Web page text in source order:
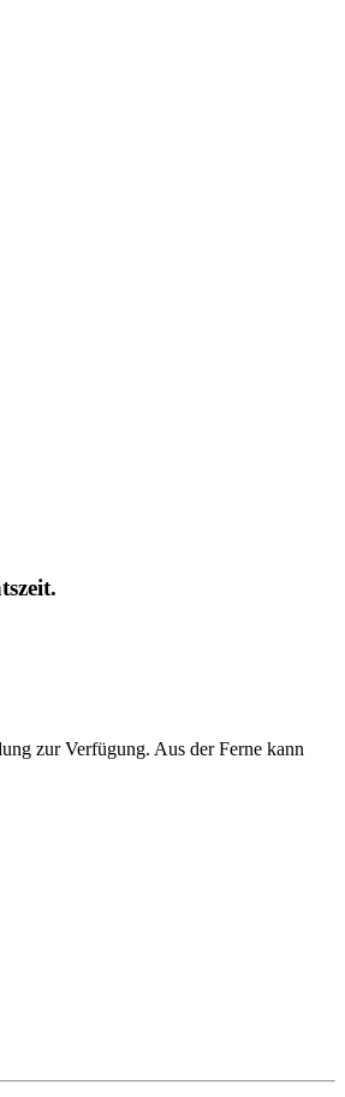
zur Verfügung. Aus der Ferne kann